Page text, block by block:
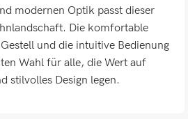
modernen Optik passt dieser
Die komfortable
und die intuitive Bedienung
Wahl für alle, die Wert auf
stilvolles Design legen.